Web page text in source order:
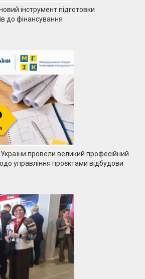
інструмент підготовки
до фінансування
України провели великий професійний
управління проєктами відбудови